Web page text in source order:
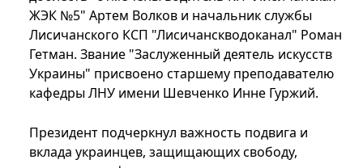
ЖЭК №5" Артем Волков и начальник службы
Лисичанского КСП "Лисичанскводоканал" Роман
Гетман. Звание "Заслуженный деятель искусств
Украины" присвоено старшему преподавателю
кафедры ЛНУ имени Шевченко Инне Гуржий.
Президент подчеркнул важность подвига и
вклада украинцев, защищающих свободу,